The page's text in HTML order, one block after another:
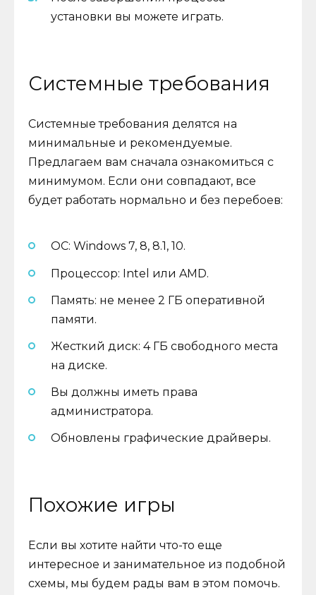
установки вы можете играть.
Системные требования
Системные требования делятся на
минимальные и рекомендуемые.
Предлагаем вам сначала ознакомиться с
минимумом. Если они совпадают, все
будет работать нормально и без перебоев:
ОС: Windows 7, 8, 8.1, 10.
Процессор: Intel или AMD.
Память: не менее 2 ГБ оперативной
памяти.
Жесткий диск: 4 ГБ свободного места
на диске.
Вы должны иметь права
администратора.
Обновлены графические драйверы.
Похожие игры
Если вы хотите найти что-то еще
интересное и занимательное из подобной
схемы, мы будем рады вам в этом помочь.